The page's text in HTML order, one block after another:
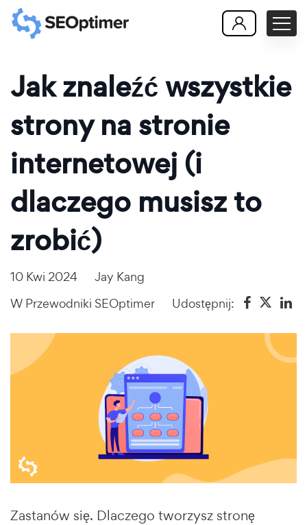
Jak znaleźć wszystkie
strony na stronie
internetowej (i
dlaczego musisz to
zrobić)
10 Kwi 2024
Jay Kang
W Przewodniki SEOptimer Udostępnij:
Zastanów się. Dlaczego tworzysz stronę